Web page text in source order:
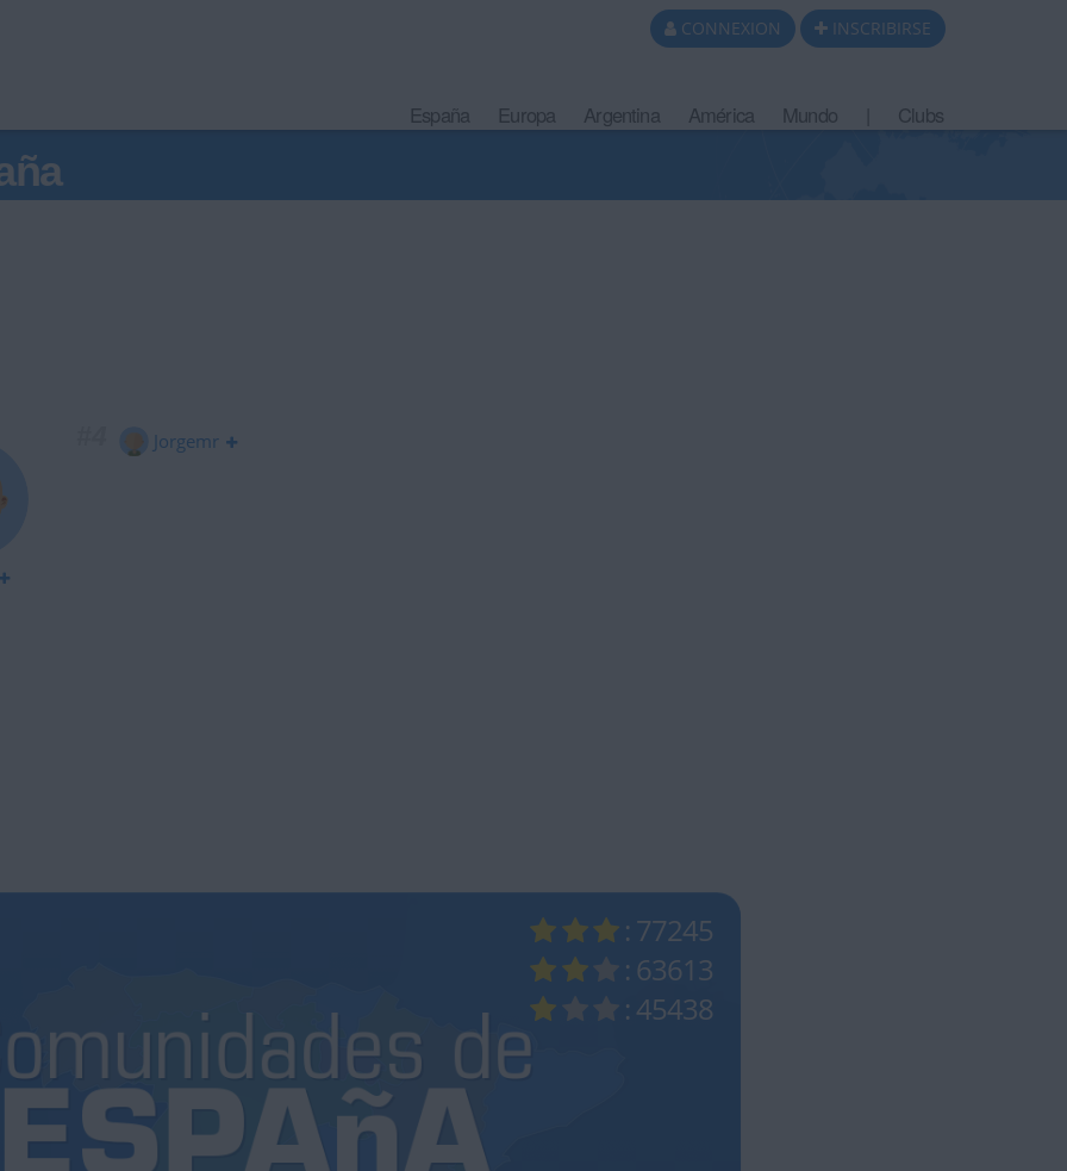
CONNEXION INSCRIBIRSE
España Europa Argentina América Mundo Clubs
Jorgemr
: 77245
: 63613
: 45438